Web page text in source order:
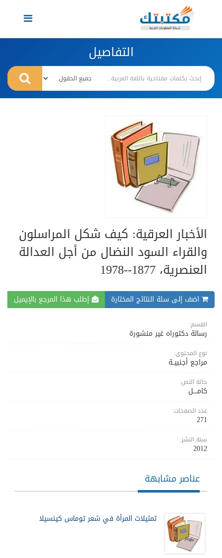
Toggle
navigation
التفاصيل
الأخبار العرقية: كيف شكل المراسلون
والقراء السود النضال من أجل العدالة
العنصرية، 1877--1978
اضف إلى سلة النتائج المختارة إطلب هذا المرجع بالإيميل
القسم:
رسالة دكتوراه غير منشورة
نوع المحتوى:
مراجع أجنبيــة
حالة النص:
كامــــل
عدد الصفحات:
271
سنة النشر:
2012
عناصر مشابهة
تمثيلات المرأة في شعر توماس كينسيلا